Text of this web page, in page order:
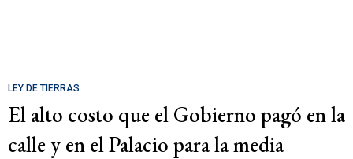
LEY DE TIERRAS
El alto costo que el Gobierno pagó en la
calle y en el Palacio para la media